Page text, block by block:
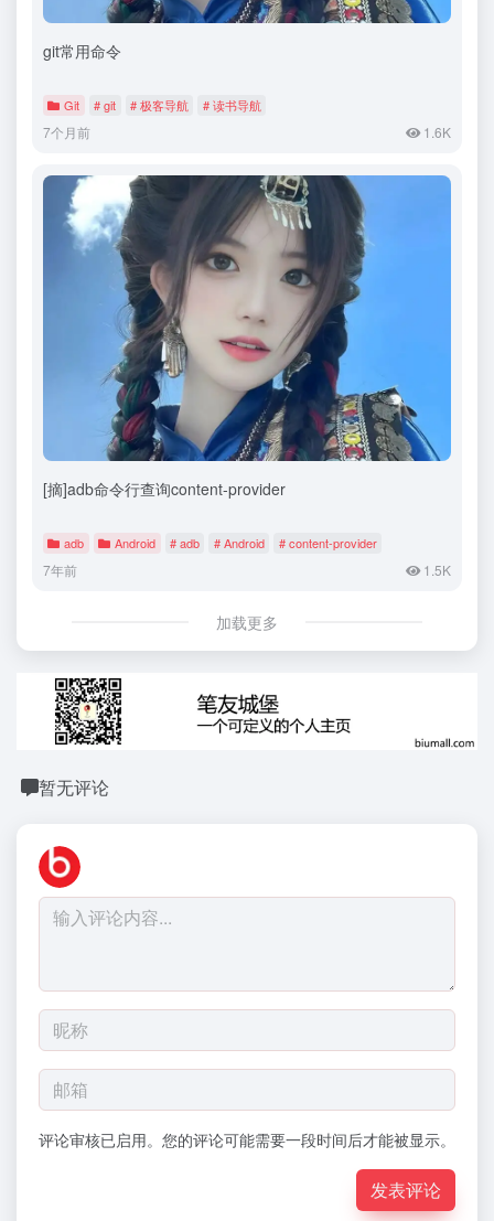
git常用命令
Git # git # 极客导航 # 读书导航
7个月前 1.6K
[摘]adb命令行查询content-provider
adb Android # adb # Android # content-provider
7年前 1.5K
加载更多
暂无评论
评论审核已启用。您的评论可能需要一段时间后才能被显示。
发表评论